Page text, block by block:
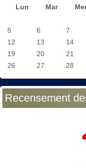
Lun
Mar
5
6 7
12
13 14
19
20 21
26
27 28
Recensement